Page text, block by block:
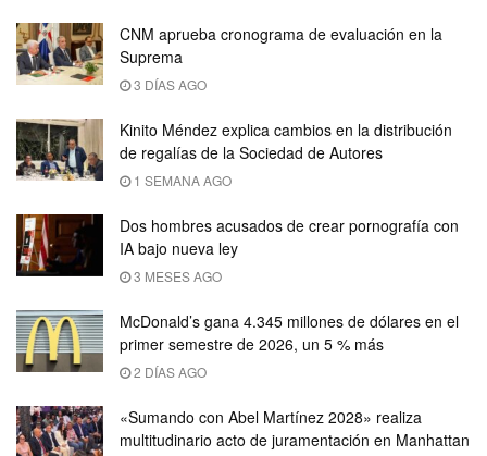
CNM aprueba cronograma de evaluación en la
Suprema
3 DÍAS AGO
Kinito Méndez explica cambios en la distribución
de regalías de la Sociedad de Autores
1 SEMANA AGO
Dos hombres acusados de crear pornografía con
IA bajo nueva ley
3 MESES AGO
McDonald’s gana 4.345 millones de dólares en el
primer semestre de 2026, un 5 % más
2 DÍAS AGO
«Sumando con Abel Martínez 2028» realiza
multitudinario acto de juramentación en Manhattan